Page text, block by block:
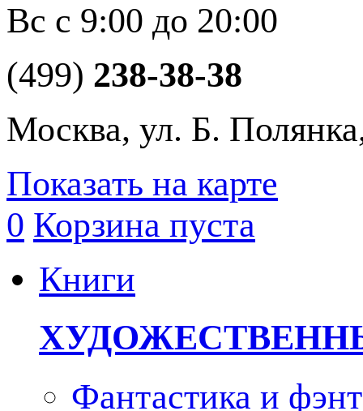
Вс с 9:00 до 20:00
(499) 238-38-38
Москва, ул. Б.
Показать на карте
0 Корзина пуста
Книги
Фантастика и